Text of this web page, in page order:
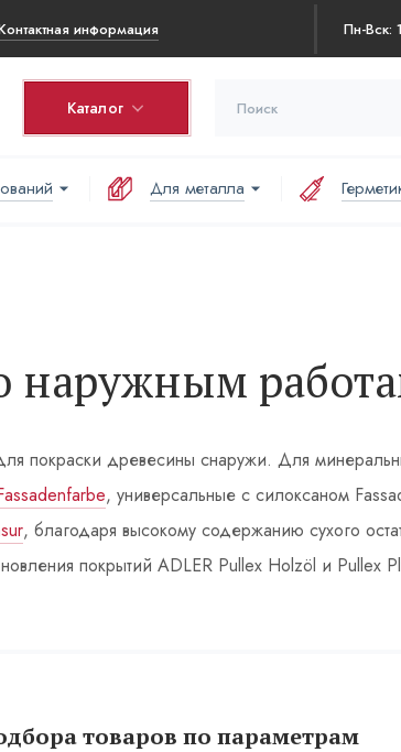
информация Пн-Вск:
Каталог
Для металла
наружным
покраски древесины снаружи. Для
, универсальные с силоксаном
, благодаря высокому содержанию сухого
покрытий ADLER Pullex Holzöl и Pullex
товаров по параметрам